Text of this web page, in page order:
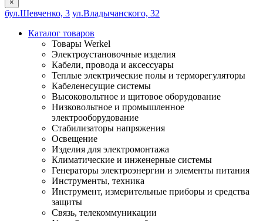
×
бул.Шевченко, 3 ул.Владычанского, 32
Каталог товаров
Товары Werkel
Электроустановочные изделия
Кабели, провода и аксессуары
Теплые электрические полы и терморегуляторы
Кабеленесущие системы
Высоковольтное и щитовое оборудование
Низковольтное и промышленное
электрооборудование
Стабилизаторы напряжения
Освещение
Изделия для электромонтажа
Климатические и инженерные системы
Генераторы электроэнергии и элементы питания
Инструменты, техника
Инструмент, измерительные приборы и средства
защиты
Связь, телекоммуникации